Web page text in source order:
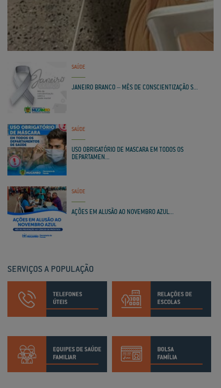
SAÚDE
JANEIRO BRANCO – MÊS DE CONSCIENTIZAÇÃO S...
SAÚDE
USO OBRIGATÓRIO DE MASCARA EM TODOS OS
DEPARTAMEN...
SAÚDE
AÇÕES EM ALUSÃO AO NOVEMBRO AZUL...
SERVIÇOS A POPULAÇÃO